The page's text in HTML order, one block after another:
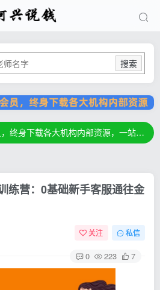
搜索
资源，一站式草根创业基地，最新最强网赚教程大全，小投入，大回报！
资源，一站式草根创业基地，最新最强网赚教程大全，小投入，大回报！
练营：0基础新手客服通往金
关注 私信
0 223 7